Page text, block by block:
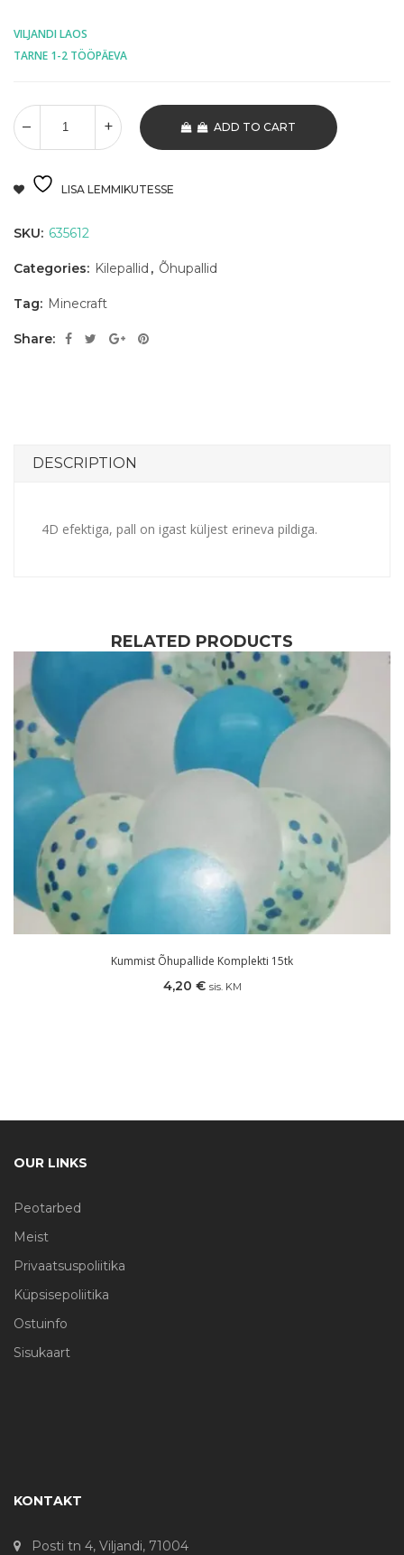
VILJANDI LAOS
TARNE 1-2 TÖÖPÄEVA
ADD TO CART
LISA LEMMIKUTESSE
SKU: 635612
Categories: Kilepallid , Õhupallid
Tag: Minecraft
Share:
DESCRIPTION
4D efektiga, pall on igast küljest erineva pildiga.
RELATED PRODUCTS
Kummist Õhupallide Komplekti 15tk
4,20 € sis. KM
OUR LINKS
Peotarbed
Meist
Privaatsuspoliitika
Küpsisepoliitika
Ostuinfo
Sisukaart
KONTAKT
Posti tn 4, Viljandi, 71004